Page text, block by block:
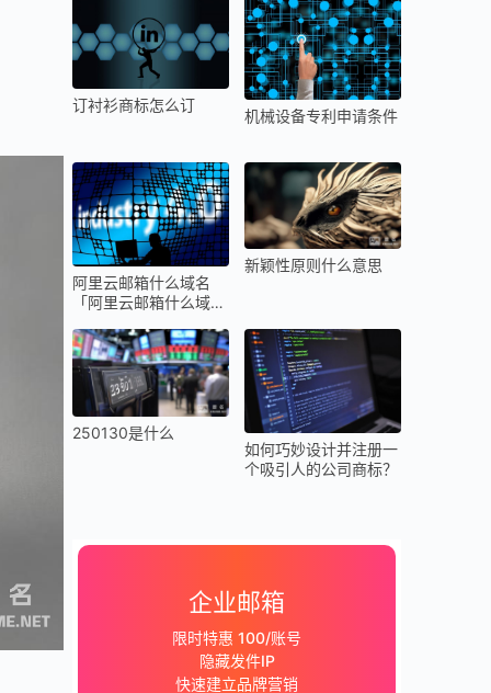
订衬衫商标怎么订
机械设备专利申请条件
阿里云邮箱什么域名
「阿里云邮箱什么域名
新颖性原则什么意思
250130是什么
如何巧妙设计并注册一
个吸引人的公司商标？
企业邮箱
限时特惠 100/账号
隐藏发件IP
快速建立品牌营销